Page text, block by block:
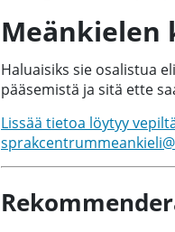
Meänkielen
Haluaisiks sie osalistua
pääsemistä ja sitä ette
Lissää tietoa löytyy